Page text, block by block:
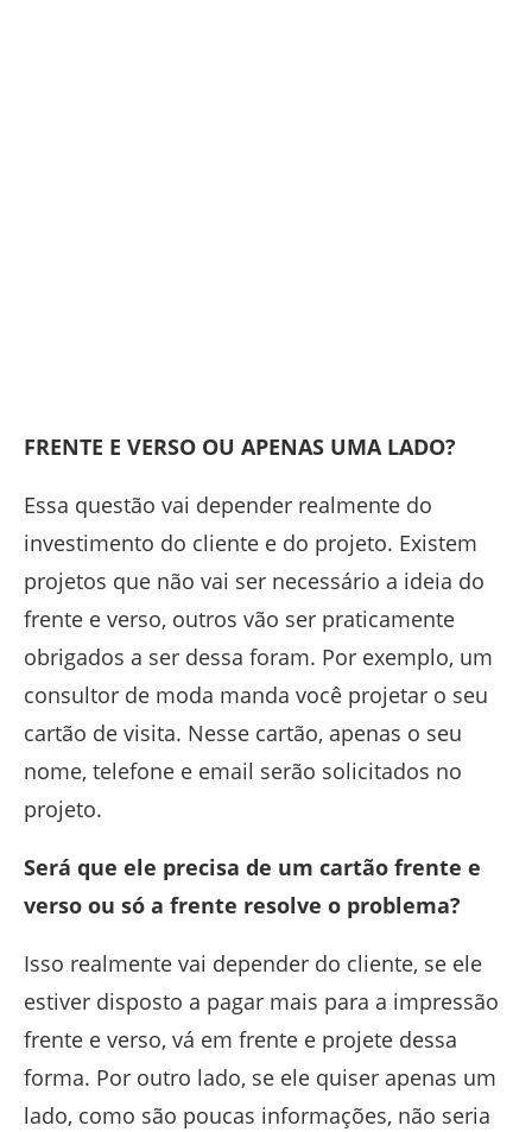
FRENTE E VERSO OU APENAS UMA LADO?
Essa questão vai depender realmente do
investimento do cliente e do projeto. Existem
projetos que não vai ser necessário a ideia do
frente e verso, outros vão ser praticamente
obrigados a ser dessa foram. Por exemplo, um
consultor de moda manda você projetar o seu
cartão de visita. Nesse cartão, apenas o seu
nome, telefone e email serão solicitados no
projeto.
Será que ele precisa de um cartão frente e
verso ou só a frente resolve o problema?
Isso realmente vai depender do cliente, se ele
estiver disposto a pagar mais para a impressão
frente e verso, vá em frente e projete dessa
forma. Por outro lado, se ele quiser apenas um
lado, como são poucas informações, não seria